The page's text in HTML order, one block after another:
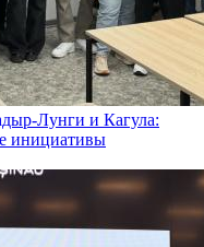
Лунги и Кагула:
инициативы